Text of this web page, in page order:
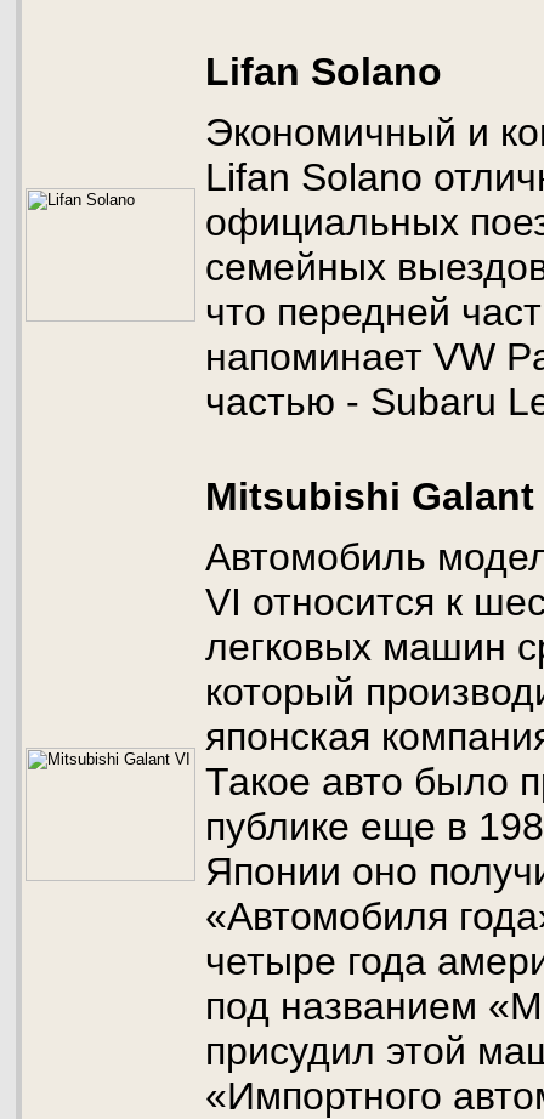
Lifan Solano
Экономичный и
Lifan Solano
официальных
семейных
что передней
напоминает VW
частью - Subaru
Mitsubishi Galant
Автомобиль
VI относится к
легковых машин
который
японская
Такое авто было
публике еще в
Японии оно
«Автомобиля
четыре года
под названием
присудил этой
«Импортного